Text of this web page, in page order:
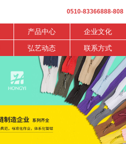
0510-83366888-808
产品中心 企业文化
弘艺动态 联系方式